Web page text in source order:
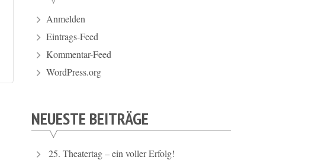
Anmelden
Eintrags-Feed
Kommentar-Feed
WordPress.org
NEUESTE BEITRÄGE
25. Theatertag – ein voller Erfolg!